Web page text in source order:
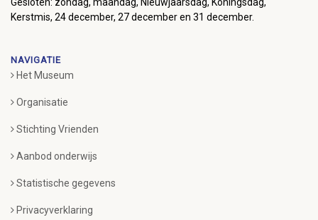
Gesloten: zondag, maandag, Nieuwjaarsdag, Koningsdag,
Kerstmis, 24 december, 27 december en 31 december.
NAVIGATIE
Het Museum
Organisatie
Stichting Vrienden
Aanbod onderwijs
Statistische gegevens
Privacyverklaring